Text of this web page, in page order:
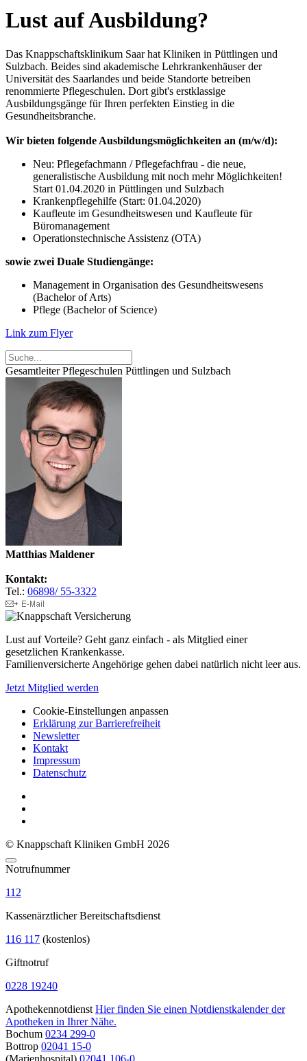
Lust auf Ausbildung?
Das Knappschaftsklinikum Saar hat Kliniken in Püttlingen und
Sulzbach. Beides sind akademische Lehrkrankenhäuser der
Universität des Saarlandes und beide Standorte betreiben
renommierte Pflegeschulen. Dort gibt's erstklassige
Ausbildungsgänge für Ihren perfekten Einstieg in die
Gesundheitsbranche.
Wir bieten folgende Ausbildungsmöglichkeiten an (m/w/d):
Neu: Pflegefachmann / Pflegefachfrau - die neue,
generalistische Ausbildung mit noch mehr Möglichkeiten!
Start 01.04.2020 in Püttlingen und Sulzbach
Krankenpflegehilfe (Start: 01.04.2020)
Kaufleute im Gesundheitswesen und Kaufleute für
Büromanagement
Operationstechnische Assistenz (OTA)
sowie zwei Duale Studiengänge:
Management in Organisation des Gesundheitswesens
(Bachelor of Arts)
Pflege (Bachelor of Science)
Link zum Flyer
Gesamtleiter Pflegeschulen Püttlingen und Sulzbach
Matthias Maldener
Kontakt:
Tel.: 06898/ 55-3322
Lust auf Vorteile? Geht ganz einfach - als Mitglied einer
gesetzlichen Krankenkasse.
Familienversicherte Angehörige gehen dabei natürlich nicht leer aus.
Jetzt Mitglied werden
Cookie-Einstellungen anpassen
Erklärung zur Barrierefreiheit
Newsletter
Kontakt
Impressum
Datenschutz
© Knappschaft Kliniken GmbH 2026
Notrufnummer
112
Kassenärztlicher Bereitschaftsdienst
116 117 (kostenlos)
Giftnotruf
0228 19240
Apothekennotdienst Hier finden Sie einen Notdienstkalender der
Apotheken in Ihrer Nähe.
Bochum 0234 299-0
Bottrop 02041 15-0
(Marienhospital) 02041 106-0